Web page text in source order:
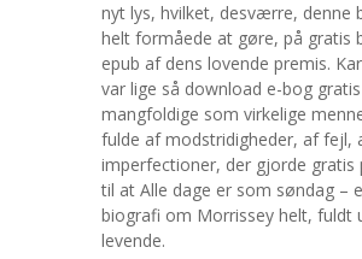
nyt lys, hvilket, desværre, denne
helt formåede at gøre, på gratis
epub af dens lovende premis.
var lige så download e-bog
mangfoldige som virkelige
fulde af modstridigheder, af fejl,
imperfectioner, der gjorde gratis
til at Alle dage er som søndag –
biografi om Morrissey helt, fuldt
levende.